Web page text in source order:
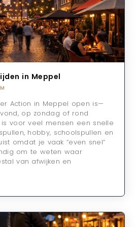
in Meppel
Action in Meppel open is—
op zondag of rond
voor veel mensen een snelle
hobby, schoolspullen en
omdat je vaak “even snel”
om te weten waar
van afwijken en